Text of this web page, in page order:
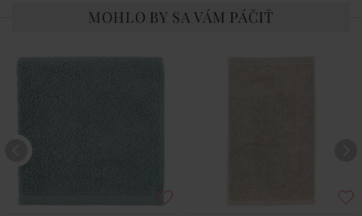
MOHLO BY SA VÁM PÁČIŤ